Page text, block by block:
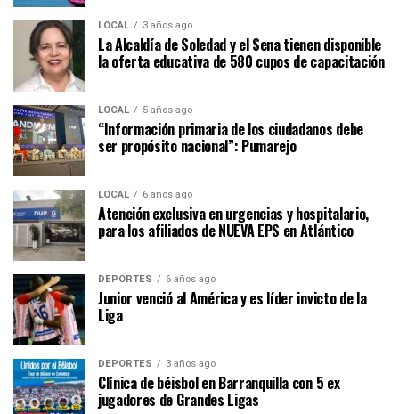
LOCAL 3 años ago
La Alcaldía de Soledad y el Sena tienen disponible
la oferta educativa de 580 cupos de capacitación
LOCAL 5 años ago
“Información primaria de los ciudadanos debe
ser propósito nacional”: Pumarejo
LOCAL 6 años ago
Atención exclusiva en urgencias y hospitalario,
para los afiliados de NUEVA EPS en Atlántico
DEPORTES 6 años ago
Junior venció al América y es líder invicto de la
Liga
DEPORTES 3 años ago
Clínica de béisbol en Barranquilla con 5 ex
jugadores de Grandes Ligas